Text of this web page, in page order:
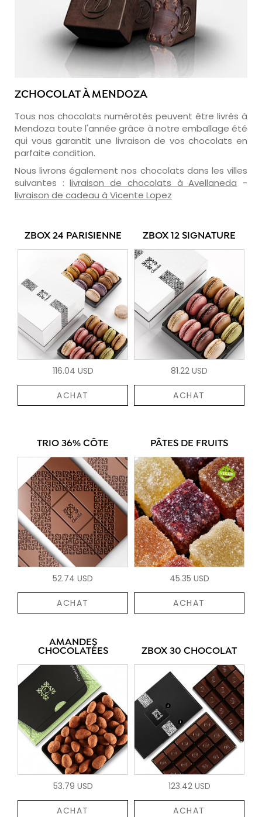
ZCHOCOLAT À MENDOZA
Tous nos chocolats numérotés peuvent être livrés à
Mendoza toute l'année grâce à notre emballage été
qui vous garantit une livraison de vos chocolats en
parfaite condition.
Nous livrons également nos chocolats dans les villes
suivantes :livraison de chocolats à Avellaneda -
livraison de cadeau à Vicente Lopez
ZBOX 24 PARISIENNE
116.04 USD
ACHAT
ZBOX 12 SIGNATURE
81.22 USD
ACHAT
TRIO 36% CÔTE
52.74 USD
ACHAT
PÂTES DE FRUITS
45.35 USD
ACHAT
AMANDES
CHOCOLATÉES
53.79 USD
ACHAT
ZBOX 30 CHOCOLAT
123.42 USD
ACHAT